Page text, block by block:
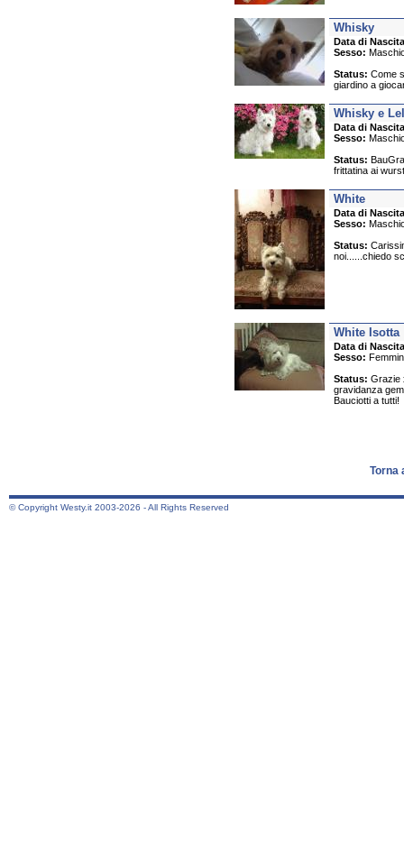
Whisky
Data di
Sesso:
Status: Come
giardino a
Whisky e
Data di
Sesso:
Status:
frittatina ai
White
Data di
Sesso:
Status:
noi......chiedo
White Isotta
Data di
Sesso:
Status: Grazie
gravidanza
Bauciotti a tutti!
Torna
© Copyright Westy.it 2003-2026 - All Rights Reserved